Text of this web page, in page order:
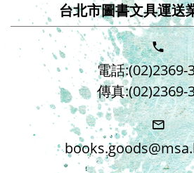
台北市圖書文具運送
電話:(02)2369-
傳真:(02)2369-